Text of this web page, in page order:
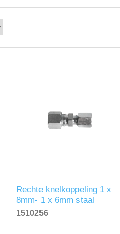
Rechte knelkoppeling 1 x
8mm- 1 x 6mm staal
1510256